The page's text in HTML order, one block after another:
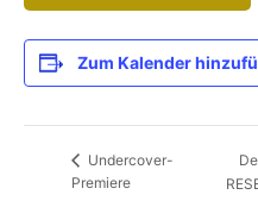
Zum Kalender
Undercover-
Premiere